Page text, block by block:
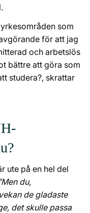
som
för att jag
och arbetslös
bättre att göra som
studera?, skrattar
ute på en hel del
du,
de gladaste
det skulle passa